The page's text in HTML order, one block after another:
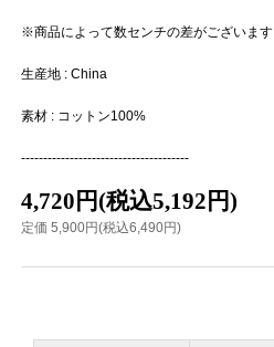
※商品によって数センチの差がございます
生産地 : China
素材 : コットン100%
--------------------------------------
4,720円(税込5,192円)
定価 5,900円(税込6,490円)